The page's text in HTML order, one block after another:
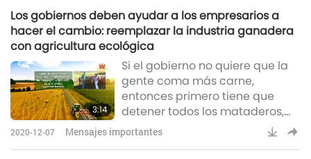
tienen emociones; tienen
inteligencia. Son leales entre sí y
son tan buenos entre sí y
también con los humanos. Y
vendemos, compramos,
vendemos, compramos, justo
como lo hicimos antes con los
humanos. E
Los gobiernos deben ayudar a los empresarios a
hacer el cambio: reemplazar la industria ganadera
con agricultura ecológica
3:14
Si el gobierno no quiere que la
gente coma más carne,
entonces primero tiene que
detener todos los mataderos,
toda la industria ganadera.
Cerrarlos todos. Dar subsidios a
2020-12-07 Mensajes importantes